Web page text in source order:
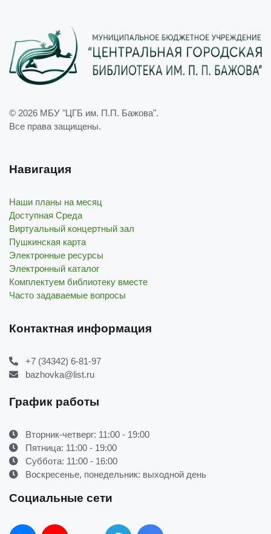
© 2026 МБУ "ЦГБ им. П.П. Бажова".
Все права защищены.
Навигация
Наши планы на месяц
Доступная Среда
Виртуальный концертный зал
Пушкинская карта
Электронные ресурсы
Электронный каталог
Комплектуем библиотеку вместе
Часто задаваемые вопросы
Контактная информация
+7 (34342) 6-81-97
bazhovka@list.ru
График работы
Вторник-четверг: 11:00 - 19:00
Пятница: 11:00 - 19:00
Суббота: 11:00 - 16:00
Воскресенье, понедельник: выходной день
Социальные сети